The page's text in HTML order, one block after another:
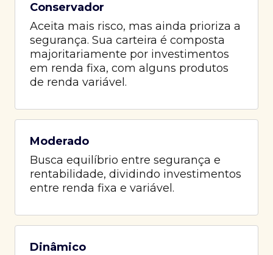
Conservador
Aceita mais risco, mas ainda prioriza a
segurança. Sua carteira é composta
majoritariamente por investimentos
em renda fixa, com alguns produtos
de renda variável.
Moderado
Busca equilíbrio entre segurança e
rentabilidade, dividindo investimentos
entre renda fixa e variável.
Dinâmico